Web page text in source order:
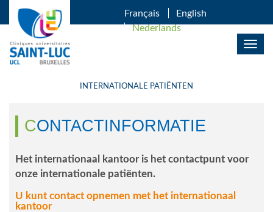
Français
English
Nederlands
INTERNATIONALE PATIËNTEN
CONTACTINFORMATIE
Het internationaal kantoor is het contactpunt voor
onze internationale patiënten.
U kunt contact opnemen met het internationaal
kantoor